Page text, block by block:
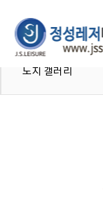
노지 갤러리